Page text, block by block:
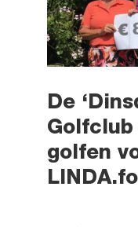
De
golfen